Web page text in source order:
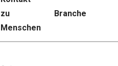
zu
Menschen
Branche